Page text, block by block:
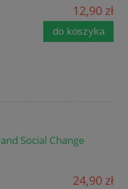
12,90 zł
do koszyka
Social Change
24,90 zł